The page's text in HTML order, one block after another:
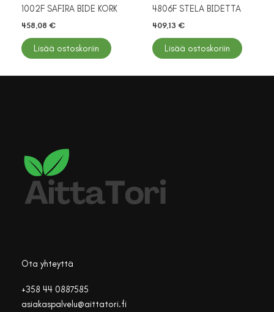
1002F SAFIRA BIDE KORK
458,08 €
Lisää ostoskoriin
4806F STELA BIDETTA
409,13 €
Lisää ostoskoriin
Ota yhteyttä
+358 44 0887585
asiakaspalvelu@aittatori.fi